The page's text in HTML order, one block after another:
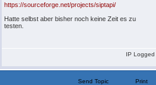
https://sourceforge.net/projects/siptapi/
Hatte selbst aber bisher noch keine Zeit es zu
testen.
IP Logged
Send Topic Print